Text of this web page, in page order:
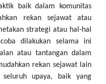
baik dalam komunitas
rekan sejawat atau
strategi atau hal-hal
dilakukan selama ini
atau tantangan dalam
rekan sejawat lain
seluruh upaya, baik yang